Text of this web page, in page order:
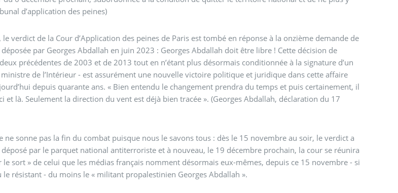
d’application des peines)
verdict de la Cour d’Application des peines de Paris est tombé en réponse à la onzième demande de
par Georges Abdallah en juin 2023 : Georges Abdallah doit être libre ! Cette décision de
précédentes de 2003 et de 2013 tout en n’étant plus désormais conditionnée à la signature d’un
de l’Intérieur - est assurément une nouvelle victoire politique et juridique dans cette affaire
depuis quarante ans. « Bien entendu le changement prendra du temps et puis certainement, il
et là. Seulement la direction du vent est déjà bien tracée ». (Georges Abdallah, déclaration du 17
ne sonne pas la fin du combat puisque nous le savons tous : dès le 15 novembre au soir, le verdict a
déposé par le parquet national antiterroriste et à nouveau, le 19 décembre prochain, la cour se réunira
le sort » de celui que les médias français nomment désormais eux-mêmes, depuis ce 15 novembre - si
le résistant - du moins le « militant propalestinien Georges Abdallah ».